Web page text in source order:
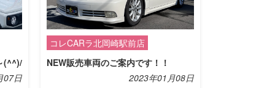
(^^)/
07日
コレCARラ北岡崎駅前店
NEW販売車両のご案内です！！
2023年01月08日